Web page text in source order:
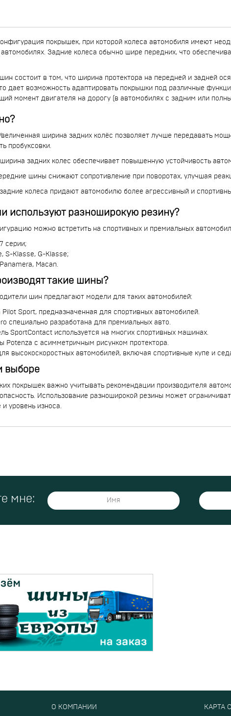
покрышек, при которой колеса автомобиля имеют
Задние колеса обычно шире передних, что
состоит в том, что ширина протектора на передней и задней
дает возможность адаптировать покрышки под различные
момент двигателя на дорогу (в автомобилях с задним или
ширина задних колёс позволяет лучше передавать
пробуксовки.
задних колес обеспечивает повышенную устойчивость
шины снижают сопротивление при поворотах, улучшая
колеса придают автомобилю более агрессивный и
используют разноширокую резину?
можно встретить на спортивных и премиальных
серии;
S-Klasse, G-Klasse;
Macan.
такие шины?
шин предлагают модели для таких автомобилей:
Pilot Sport, предназначенная для спортивных автомобилей.
специально разработана для премиальных авто.
SportContact используется на многих спортивных машинах.
Potenza с асимметричным рисунком протектора.
высокоскоростных автомобилей, включая спортивные купе и
выборе
покрышек важно учитывать рекомендации производителя
Использование разноширокой резины может
и уровень износа.
мне:
О КОМПАНИИ КАРТА